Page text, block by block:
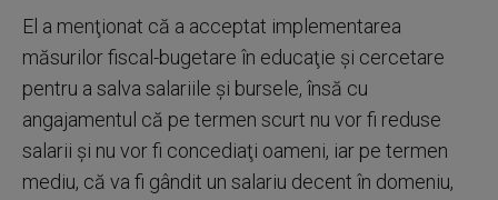
El a menţionat că a acceptat implementarea
măsurilor fiscal-bugetare în educaţie şi cercetare
pentru a salva salariile şi bursele, însă cu
angajamentul că pe termen scurt nu vor fi reduse
salarii şi nu vor fi concediaţi oameni, iar pe termen
mediu, că va fi gândit un salariu decent în domeniu,